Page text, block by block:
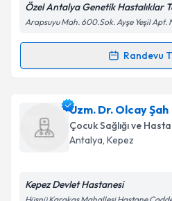
Kişisel verilerimin
Metni'ni okudum ve
kapsamda işlenmesini
Özel Antalya Genetik Hastalıklar
Arapsuyu Mah. 600.Sok. Ayşe Yeşil Apt.
Randevu
Randevu Takvimi
Prof. Dr. Duran Canatan
oluşturun. Size bu uzmandan
takvim hazırlandığında e-
Uzm. Dr. Olcay Şah
Çocuk Sağlığı ve
Antalya, Kepez
Kepez Devlet Hastanesi